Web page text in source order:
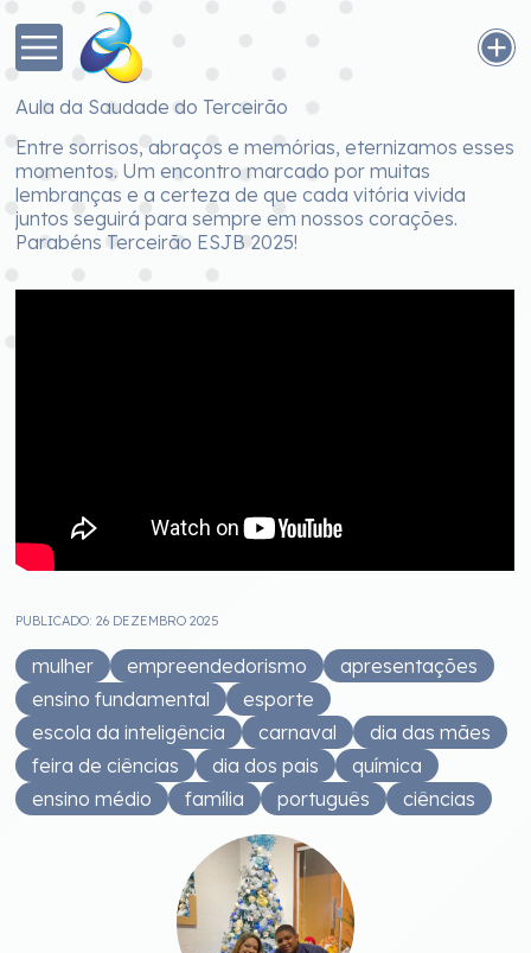
Aula da Saudade do Terceirão
Entre sorrisos, abraços e memórias, eternizamos esses
momentos. Um encontro marcado por muitas
lembranças e a certeza de que cada vitória vivida
juntos seguirá para sempre em nossos corações.
Parabéns Terceirão ESJB 2025!
PUBLICADO: 26 DEZEMBRO 2025
mulher empreendedorismo
apresentações
ensino fundamental
esporte
escola da inteligência
carnaval
dia das mães
feira de ciências
dia dos pais
química
ensino médio
família português ciências